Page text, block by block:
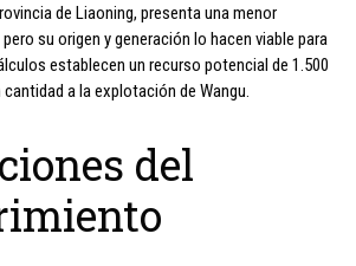
de Liaoning, presenta una menor
su origen y generación lo hacen viable para
establecen un recurso potencial de 1.500
a la explotación de Wangu.
del